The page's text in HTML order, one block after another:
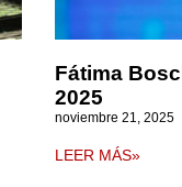
Fátima
2025
noviembre 21, 2025
LEER MÁS»